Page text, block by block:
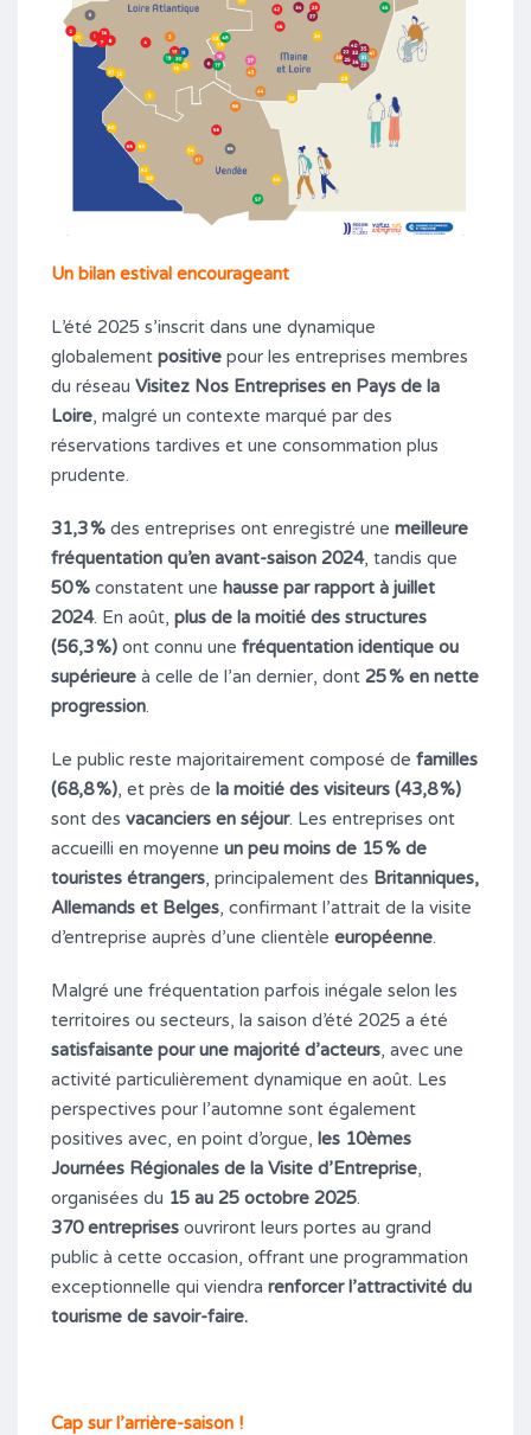
Un bilan estival encourageant
L’été 2025 s’inscrit dans une dynamique
globalement positive pour les entreprises membres
du réseau Visitez Nos Entreprises en Pays de la
Loire, malgré un contexte marqué par des
réservations tardives et une consommation plus
prudente.
31,3 % des entreprises ont enregistré une meilleure
fréquentation qu’en avant-saison 2024, tandis que
50 % constatent une hausse par rapport à juillet
2024. En août, plus de la moitié des structures
(56,3 %) ont connu une fréquentation identique ou
supérieure à celle de l’an dernier, dont 25 % en nette
progression.
Le public reste majoritairement composé de familles
(68,8 %), et près de la moitié des visiteurs (43,8 %)
sont des vacanciers en séjour. Les entreprises ont
accueilli en moyenne un peu moins de 15 % de
touristes étrangers, principalement des Britanniques,
Allemands et Belges, confirmant l’attrait de la visite
d’entreprise auprès d’une clientèle européenne.
Malgré une fréquentation parfois inégale selon les
territoires ou secteurs, la saison d’été 2025 a été
satisfaisante pour une majorité d’acteurs, avec une
activité particulièrement dynamique en août. Les
perspectives pour l’automne sont également
positives avec, en point d’orgue, les 10èmes
Journées Régionales de la Visite d’Entreprise,
organisées du 15 au 25 octobre 2025.
370 entreprises ouvriront leurs portes au grand
public à cette occasion, offrant une programmation
exceptionnelle qui viendra renforcer l’attractivité du
tourisme de savoir-faire.
Cap sur l’arrière-saison !